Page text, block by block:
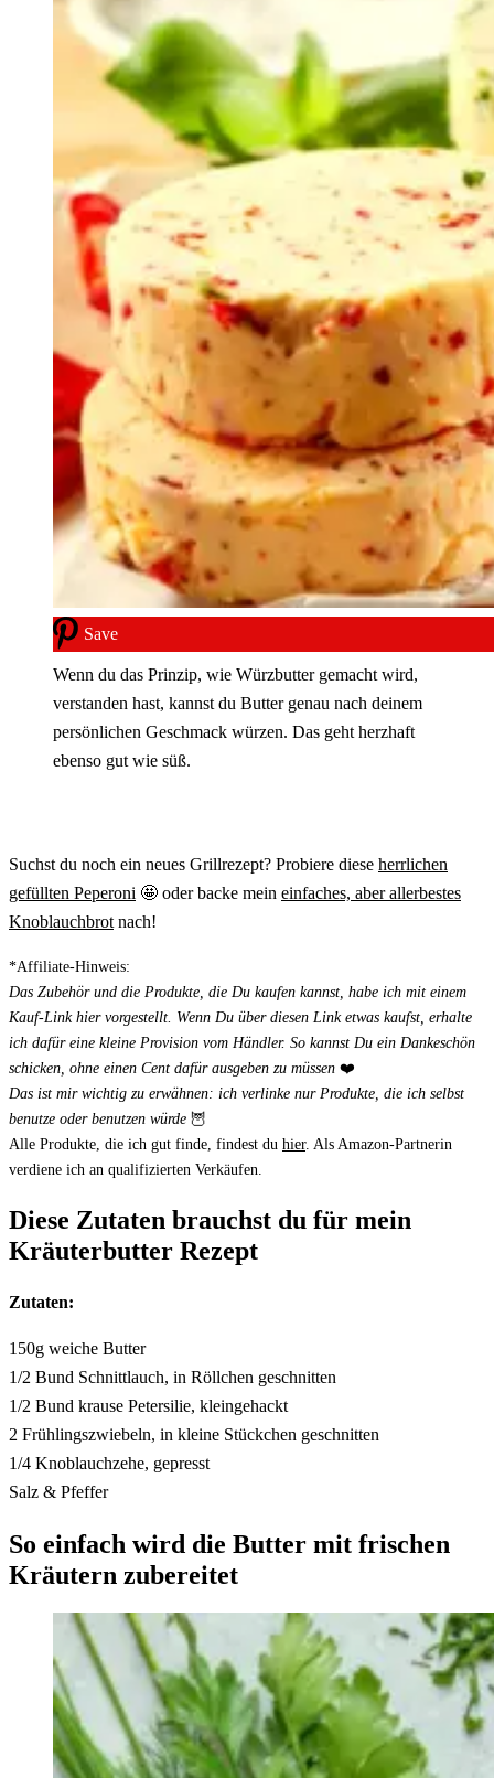
Save
Wenn du das Prinzip, wie Würzbutter gemacht wird,
verstanden hast, kannst du Butter genau nach deinem
persönlichen Geschmack würzen. Das geht herzhaft
ebenso gut wie süß.
Suchst du noch ein neues Grillrezept? Probiere diese herrlichen
gefüllten Peperoni 🤩 oder backe mein einfaches, aber allerbestes
Knoblauchbrot nach!
*Affiliate-Hinweis:
Das Zubehör und die Produkte, die Du kaufen kannst, habe ich mit einem
Kauf-Link hier vorgestellt. Wenn Du über diesen Link etwas kaufst, erhalte
ich dafür eine kleine Provision vom Händler. So kannst Du ein Dankeschön
schicken, ohne einen Cent dafür ausgeben zu müssen ❤️
Das ist mir wichtig zu erwähnen: ich verlinke nur Produkte, die ich selbst
benutze oder benutzen würde 🦉
Alle Produkte, die ich gut finde, findest du hier. Als Amazon-Partnerin
verdiene ich an qualifizierten Verkäufen.
Diese Zutaten brauchst du für mein
Kräuterbutter Rezept
Zutaten:
150g weiche Butter
1/2 Bund Schnittlauch, in Röllchen geschnitten
1/2 Bund krause Petersilie, kleingehackt
2 Frühlingszwiebeln, in kleine Stückchen geschnitten
1/4 Knoblauchzehe, gepresst
Salz & Pfeffer
So einfach wird die Butter mit frischen
Kräutern zubereitet